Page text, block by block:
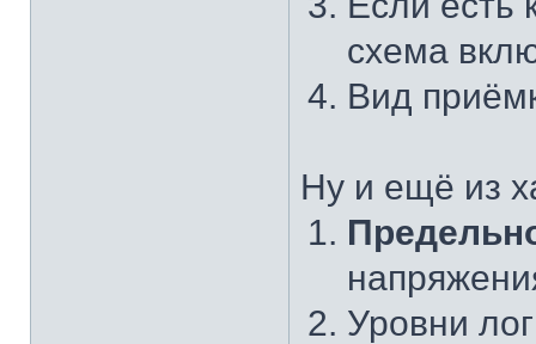
схема
Вид
Ну и ещё из
Уровни